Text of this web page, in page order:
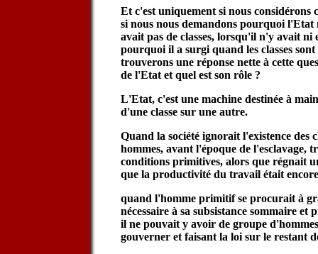
Et c'est uniquement si nous considérons
si nous nous demandons pourquoi
avait pas de classes, lorsqu'il n'y avait ni
pourquoi il a surgi quand les classes
trouverons une réponse nette à cette
de l'Etat et quel est son rôle ?
L'Etat, c'est une machine destinée à
d'une classe sur une autre.
Quand la société ignorait l'existence des
hommes, avant l'époque de l'esclavage,
conditions primitives, alors que régnait
que la productivité du travail était
quand l'homme primitif se procurait à
nécessaire à sa subsistance sommaire
il ne pouvait y avoir de groupe
gouverner et faisant la loi sur le restant